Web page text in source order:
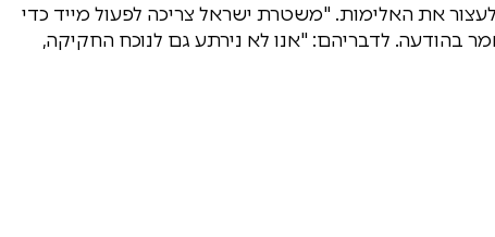
את האלימות. "משטרת ישראל צריכה לפעול מייד כדי
בהודעה. לדבריהם: "אנו לא נירתע גם לנוכח החקיקה,